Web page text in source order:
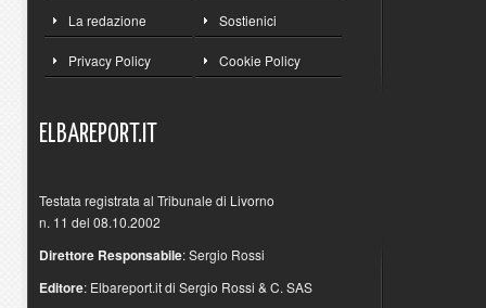
La redazione Sostienici
Privacy Policy Cookie Policy
ELBAREPORT.IT
Testata registrata al Tribunale di Livorno
n. 11 del 08.10.2002
Direttore Responsabile: Sergio Rossi
Editore: Elbareport.it di Sergio Rossi & C. SAS